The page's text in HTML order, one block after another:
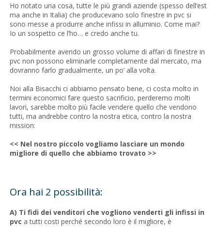
Ho notato una cosa, tutte le più grandi aziende (spesso dell’est
ma anche in Italia) che producevano solo finestre in pvc si
sono messe a produrre anche infissi in alluminio. Come mai?
Io un sospetto ce l’ho… e credo anche tu.
Probabilmente avendo un grosso volume di affari di finestre in
pvc non possono eliminarle completamente dal mercato, ma
dovranno farlo gradualmente, un po’ alla volta.
Noi alla Bisacchi ci abbiamo pensato bene, ci costa molto in
termini economici fare questo sacrificio, perderemo molti
lavori, sarebbe molto più facile vendere quello che vendono
tutti, ma andrebbe contro la nostra etica, contro la nostra
mission:
<< Nel nostro piccolo vogliamo lasciare un mondo
migliore di quello che abbiamo trovato >>
Ora hai 2 possibilità:
A) Ti fidi dei venditori che vogliono venderti gli infissi in
pvc a tutti costi perché secondo loro è il migliore, è